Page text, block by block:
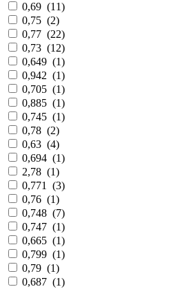
0,69 (11)
0,75 (2)
0,77 (22)
0,73 (12)
0,649 (1)
0,942 (1)
0,705 (1)
0,885 (1)
0,745 (1)
0,78 (2)
0,63 (4)
0,694 (1)
2,78 (1)
0,771
(3)
0,76 (1)
0,748 (7)
0,747 (1)
0,665 (1)
0,799 (1)
0,79 (1)
0,687 (1)